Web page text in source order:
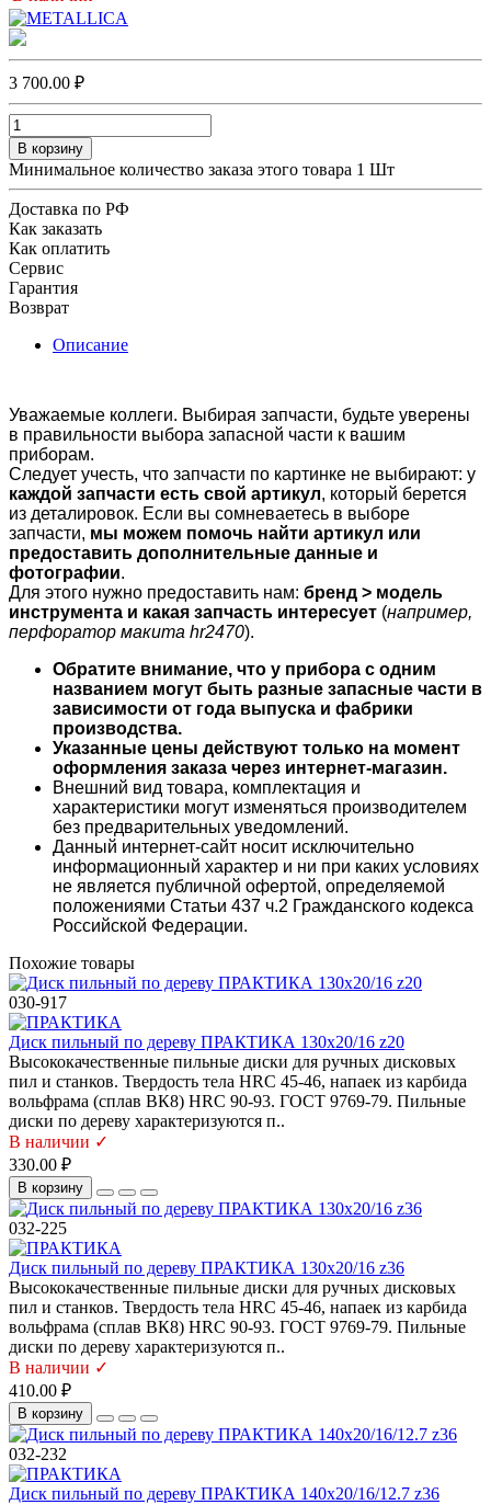
3 700.00 ₽
В корзину
Минимальное количество заказа этого товара 1 Шт
Доставка по РФ
Как заказать
Как оплатить
Сервис
Гарантия
Возврат
Описание
Уважаемые коллеги. Выбирая запчасти, будьте уверены
в правильности выбора запасной части к вашим
приборам.
Следует учесть, что запчасти по картинке не выбирают: у
каждой запчасти есть свой артикул, который берется
из деталировок. Если вы сомневаетесь в выборе
запчасти, мы можем помочь найти артикул или
предоставить дополнительные данные и
фотографии.
Для этого нужно предоставить нам: бренд > модель
инструмента и какая запчасть интересует (например,
перфоратор макита hr2470).
Обратите внимание, что у прибора с одним
названием могут быть разные запасные части в
зависимости от года выпуска и фабрики
производства.
Указанные цены действуют только на момент
оформления заказа через интернет-магазин.
Внешний вид товара, комплектация и
характеристики могут изменяться производителем
без предварительных уведомлений.
Данный интернет-сайт носит исключительно
информационный характер и ни при каких условиях
не является публичной офертой, определяемой
положениями Статьи 437 ч.2 Гражданского кодекса
Российской Федерации.
Похожие товары
030-917
Диск пильный по дереву ПРАКТИКА 130х20/16 z20
Высококачественные пильные диски для ручных дисковых
пил и станков. Твердость тела HRC 45-46, напаек из карбида
вольфрама (сплав ВК8) HRC 90-93. ГОСТ 9769-79. Пильные
диски по дереву характеризуются п..
В наличии ✓
330.00 ₽
В корзину
032-225
Диск пильный по дереву ПРАКТИКА 130х20/16 z36
Высококачественные пильные диски для ручных дисковых
пил и станков. Твердость тела HRC 45-46, напаек из карбида
вольфрама (сплав ВК8) HRC 90-93. ГОСТ 9769-79. Пильные
диски по дереву характеризуются п..
В наличии ✓
410.00 ₽
В корзину
032-232
Диск пильный по дереву ПРАКТИКА 140х20/16/12.7 z36